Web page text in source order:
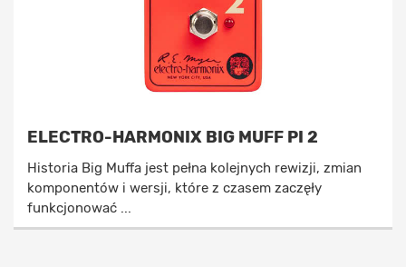
ELECTRO-HARMONIX BIG MUFF PI 2
Historia Big Muffa jest pełna kolejnych rewizji, zmian
komponentów i wersji, które z czasem zaczęły
funkcjonować ...